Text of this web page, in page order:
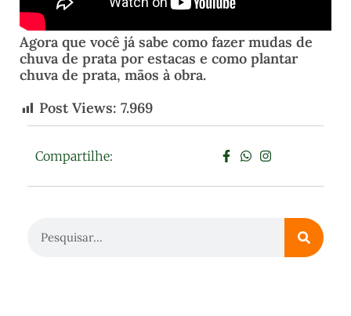
Agora que você já sabe como fazer mudas de
chuva de prata por estacas e como plantar
chuva de prata, mãos à obra.
Post Views: 7.969
Compartilhe: